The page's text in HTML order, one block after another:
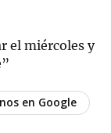
el miércoles y
en Google